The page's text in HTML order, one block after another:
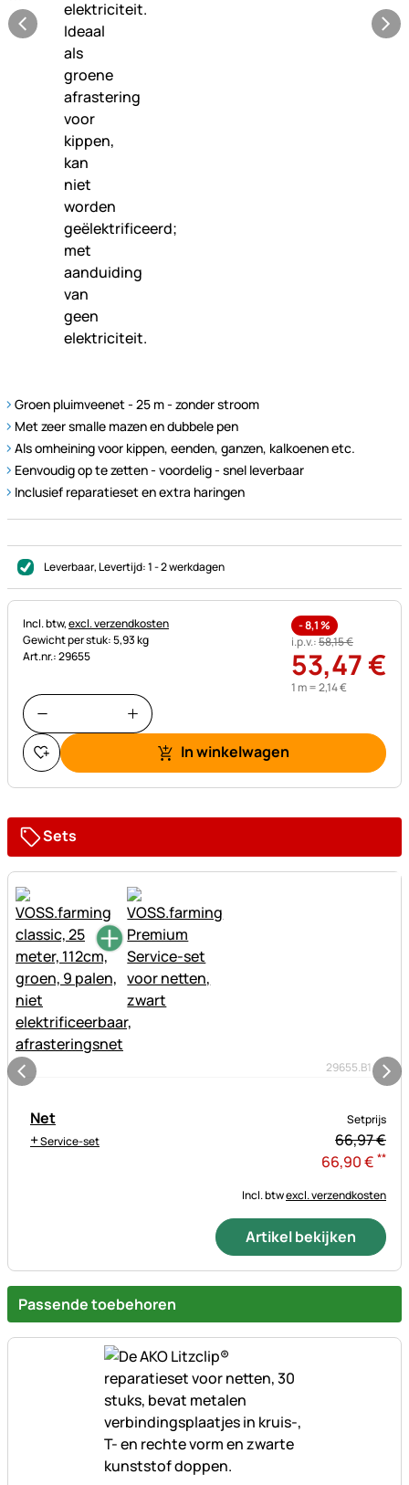
Groen pluimveenet - 25 m - zonder stroom
Met zeer smalle mazen en dubbele pen
Als omheining voor kippen, eenden, ganzen, kalkoenen etc.
Eenvoudig op te zetten - voordelig - snel leverbaar
Inclusief reparatieset en extra haringen
Leverbaar, Levertijd:1 - 2 werkdagen
Belastinginformatie:
Incl. btw,excl. verzendkosten
Gewicht per stuk: 5,93 kg
Art.nr.: 29655
-8,1%
i.p.v.:58,15€
53,47€
1 m =2,14€
In winkelwagen
Sets
29655.B1
Net
+Service-set
Setprijs
66,97€
66,90€ **
Incl. btwexcl. verzendkosten
Artikel bekijken
Passende toebehoren